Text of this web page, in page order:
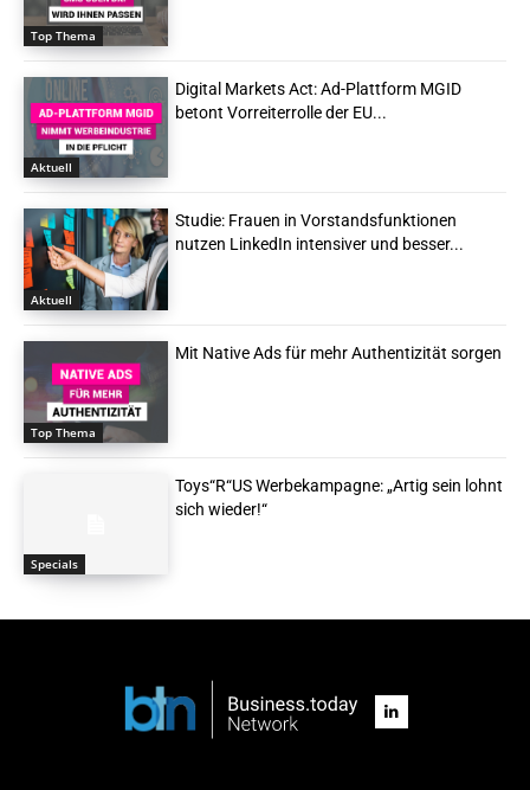
Top Thema
Aktuell
Digital Markets Act: Ad-Plattform MGID
betont Vorreiterrolle der EU...
Aktuell
Studie: Frauen in Vorstandsfunktionen
nutzen LinkedIn intensiver und besser...
Top Thema
Mit Native Ads für mehr Authentizität sorgen
Specials
Toys“R“US Werbekampagne: „Artig sein lohnt
sich wieder!“